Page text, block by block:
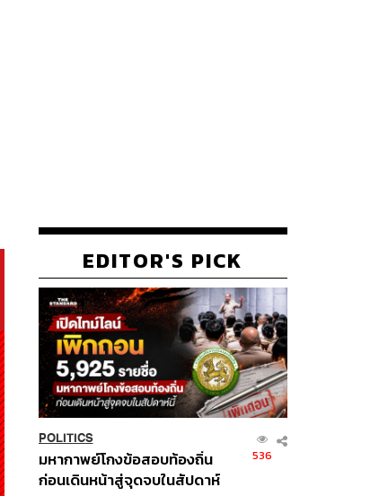
EDITOR'S PICK
POLITICS
มหากาพย์โกงข้อสอบท้องถิ่น
ก่อนเดินหน้าสู่จุดจบในสัปดาห์
536